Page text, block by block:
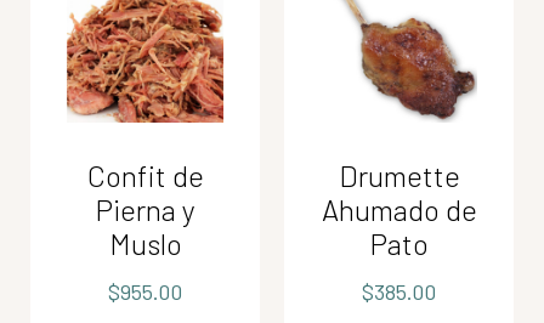
Confit de
Pierna y
Muslo
$955.00
Drumette
Ahumado de
Pato
$385.00